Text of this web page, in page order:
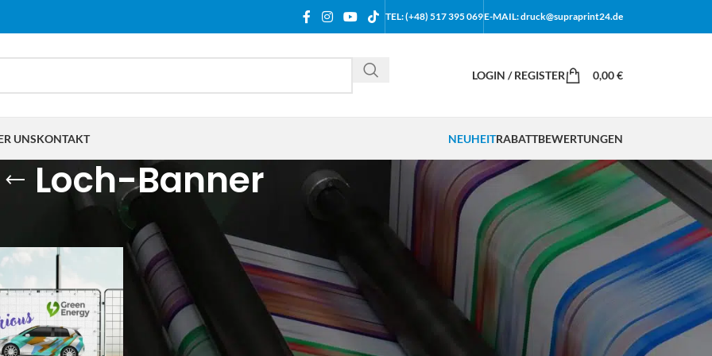
TEL: (+48) 517 395 069E-MAIL: druck@supraprint24.de
LOGIN / REGISTER 0,00€
UNSKONTAKT NEUHEITRABATTBEWERTUNGEN
Loch-Banner
mit „Loch-Banner“